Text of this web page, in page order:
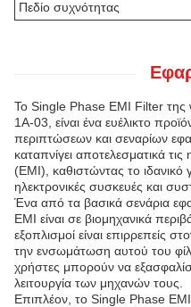
Πεδίο συχνότητας
Το Single Phase EMI Filter της
1A-03, είναι ένα ευέλικτο
περιπτώσεων και σεναρίων
καταπνίγει αποτελεσματικά
(EMI), καθιστώντας το ιδανικό
ηλεκτρονικές συσκευές και
Ένα από τα βασικά σενάρια
EMI είναι σε βιομηχανικά
εξοπλισμοί είναι επιρρεπείς
την ενσωμάτωση αυτού του
χρήστες μπορούν να
λειτουργία των μηχανών τους.
Επιπλέον, το Single Phase EMI